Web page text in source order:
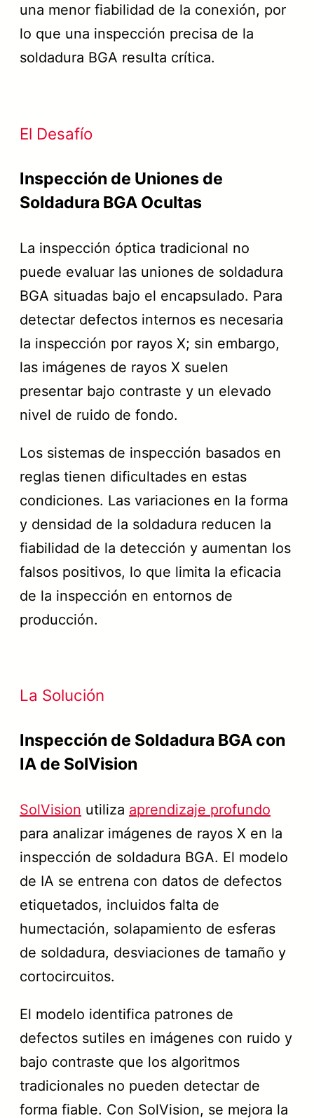
una menor fiabilidad de la conexión, por
lo que una inspección precisa de la
soldadura BGA resulta crítica.
El Desafío
Inspección de Uniones de
Soldadura BGA Ocultas
La inspección óptica tradicional no
puede evaluar las uniones de soldadura
BGA situadas bajo el encapsulado. Para
detectar defectos internos es necesaria
la inspección por rayos X; sin embargo,
las imágenes de rayos X suelen
presentar bajo contraste y un elevado
nivel de ruido de fondo.
Los sistemas de inspección basados en
reglas tienen dificultades en estas
condiciones. Las variaciones en la forma
y densidad de la soldadura reducen la
fiabilidad de la detección y aumentan los
falsos positivos, lo que limita la eficacia
de la inspección en entornos de
producción.
La Solución
Inspección de Soldadura BGA con
IA de SolVision
SolVision utiliza aprendizaje profundo
para analizar imágenes de rayos X en la
inspección de soldadura BGA. El modelo
de IA se entrena con datos de defectos
etiquetados, incluidos falta de
humectación, solapamiento de esferas
de soldadura, desviaciones de tamaño y
cortocircuitos.
El modelo identifica patrones de
defectos sutiles en imágenes con ruido y
bajo contraste que los algoritmos
tradicionales no pueden detectar de
forma fiable. Con SolVision, se mejora la